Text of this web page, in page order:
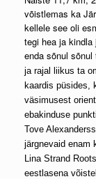
võistlemas ka
kellele see oli
tegi hea ja
enda sõnul sõnul
ja rajal liikus ta
kaardis püsides,
väsimusest
ebakinduse
Tove
järgnevaid enam
Lina Strand
eestlasena